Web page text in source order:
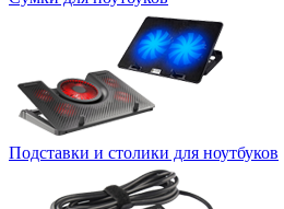
Подставки и столики для ноутбуков